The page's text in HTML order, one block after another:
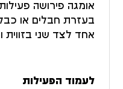
אומגה פירושה
בעזרת חבלים או
אחד לצד שני
חזקה מאוד של Extreme ופרץ של אדרנלין.
לעמוד הפעילות